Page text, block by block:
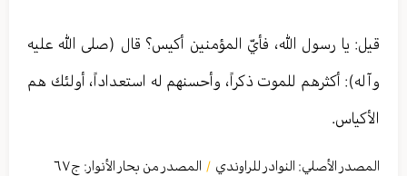
قيل: يا رسول الله، فأيّ المؤمنين أكيس؟ قال (صلى الله عليه
وآله): أكثرهم للموت ذكراً، وأحسنهم له استعداداً، أولئك هم
الأكياس.
المصدر الأصلي: النوادر للراوندي / المصدر من بحار الأنوار: ج٦٧